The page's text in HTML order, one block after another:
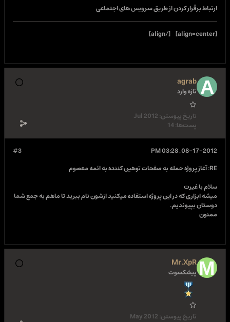
ارتباط برقرار کردن از طریق سرویس های اجتماعی
[align=center]
[/align]
agrab
تازه وارد
تاریخ پیوستن:Jul 2012
پست‌ها:14
#3
08-17-2012, 03:28 PM
RE: آغاز پروژه حمله به صفحات توهین کننده به ائمه معصوم
سلام با غیرت
میشه ابزاری که در این پروژه استفاده میکنید ازشون نام ببرید تا ماهم به جمع شما
دوستان بپیوندیم.
ممنون
Mr.XpR
پیشکسوت
تاریخ پیوستن:May 2012